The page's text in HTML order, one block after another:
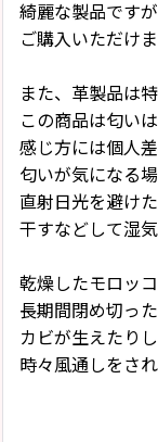
綺麗な製品です
ご購入いただけ
また、革製品は
この商品は匂い
感じ方には個人差
匂いが気になる
直射日光を避け
干すなどして湿
乾燥したモロッ
長期間閉め切っ
カビが生えたりし
時々風通しをさ